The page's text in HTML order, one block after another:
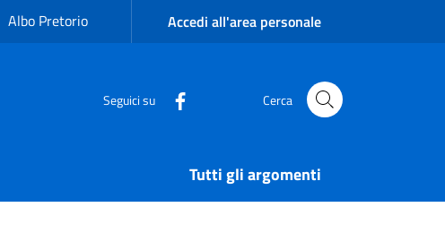
Albo Pretorio Accedi all'area personale
Seguici su Cerca
Tutti gli argomenti